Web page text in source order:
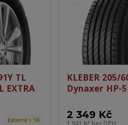
TL
EXTRA
Externí > 10
KLEBER 205/
Dynaxer HP-5
2 349 Kč